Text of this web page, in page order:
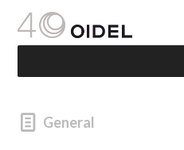
General